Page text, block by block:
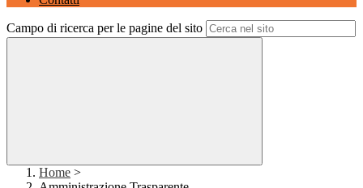
Campo di ricerca per le pagine del sito
Home >